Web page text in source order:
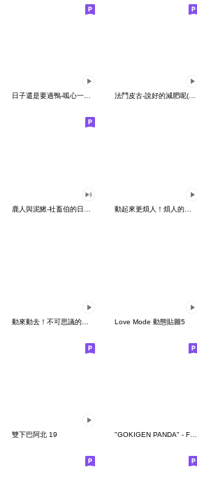
日子還是要過鴨-呱心一下鴨 法鬥皮古-說好的減肥呢(第15彈)
Love Mode 動態貼圖5
雙下巴阿北 19 "GOKIGEN PANDA" - Feeling / global